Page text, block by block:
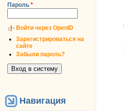
Пароль *
Войти через OpenID
Зарегистрироваться на
сайте
Забыли пароль?
Навигация